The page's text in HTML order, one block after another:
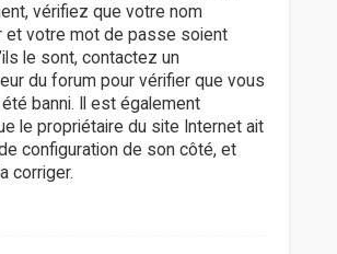
vérifiez que votre nom
et votre mot de passe soient
le sont, contactez un
du forum pour vérifier que vous
été banni. Il est également
le propriétaire du site Internet ait
configuration de son côté, et
corriger.